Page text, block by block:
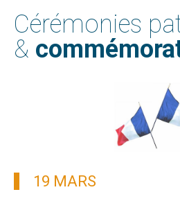
Cérémonies
&
19 MARS